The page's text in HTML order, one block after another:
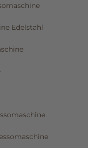
Edelstahl